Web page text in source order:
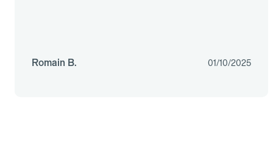
Romain B. 01/10/2025